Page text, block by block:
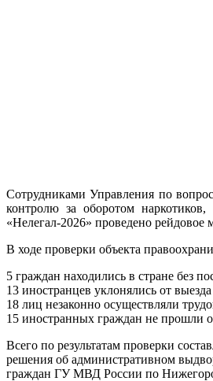
Сотрудниками Управления по
контролю за оборотом
«Нелегал-2026» проведено рейдовое
В ходе проверки объекта
5 граждан находились в стране без
13 иностранцев уклонялись от
18 лиц незаконно осуществляли
15 иностранных граждан не прошли
Всего по результатам проверки
решения об административном
граждан ГУ МВД России по